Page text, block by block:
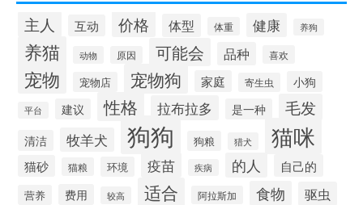
主人 互动 价格 体型 体重 健康 养狗
养猫 动物 原因 可能会 品种 喜欢
宠物 宠物店 宠物狗 家庭 寄生虫 小狗
平台 建议 性格 拉布拉多 是一种 毛发
清洁 牧羊犬 狗狗 狗粮 猎犬 猫咪
猫砂 猫粮 环境 疫苗 疾病 的人 自己的
营养 费用 较高 适合 阿拉斯加 食物 驱虫